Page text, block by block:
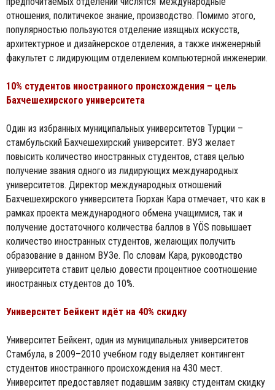
отношения, политичекое знание, производство. Помимо этого,
популярностью пользуются отделение изящных искусств,
архитектурное и дизайнерское отделения, а также инженерный
факультет с лидирующим отделением компьютерной инженерии.
10% студентов иностранного происхождения – цель
Бахчешехирского университета
Один из избранных муниципальных университетов Турции –
стамбульский Бахчешехирский университет. ВУЗ желает
повысить количество иностранных студентов, ставя целью
получение звания одного из лидирующих международных
университетов. Директор международных отношений
Бахчешехирского университета Гюрхан Кара отмечает, что как в
рамках проекта международного обмена учащимися, так и
получение достаточного количества баллов в YÖS повышает
количество иностранных студентов, желающих получить
образование в данном ВУЗе. По словам Кара, руководство
университета ставит целью довести процентное соотношение
иностранных студентов до 10%.
Университет Бейкент идёт на 40% скидку
Университет Бейкент, один из муниципальных университетов
Стамбула, в 2009–2010 учебном году выделяет контингент
студентов иностранного происхождения на 430 мест.
Университет предоставляет подавшим заявку студентам скидку